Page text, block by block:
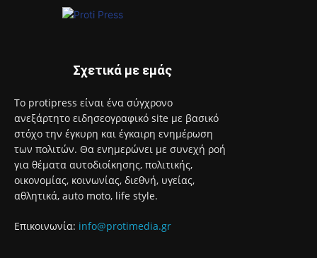
Σχετικά με εμάς
Το protipress είναι ένα σύγχρονο
ανεξάρτητο ειδησεογραφικό site με βασικό
στόχο την έγκυρη και έγκαιρη ενημέρωση
των πολιτών. Θα ενημερώνει με συνεχή ροή
για θέματα αυτοδιοίκησης, πολιτικής,
οικονομίας, κοινωνίας, διεθνή, υγείας,
αθλητικά, auto moto, life style.
Επικοινωνία: info@protimedia.gr